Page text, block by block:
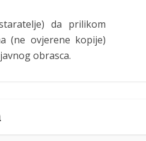
da prilikom
(ne ovjerene kopije)
obrasca.